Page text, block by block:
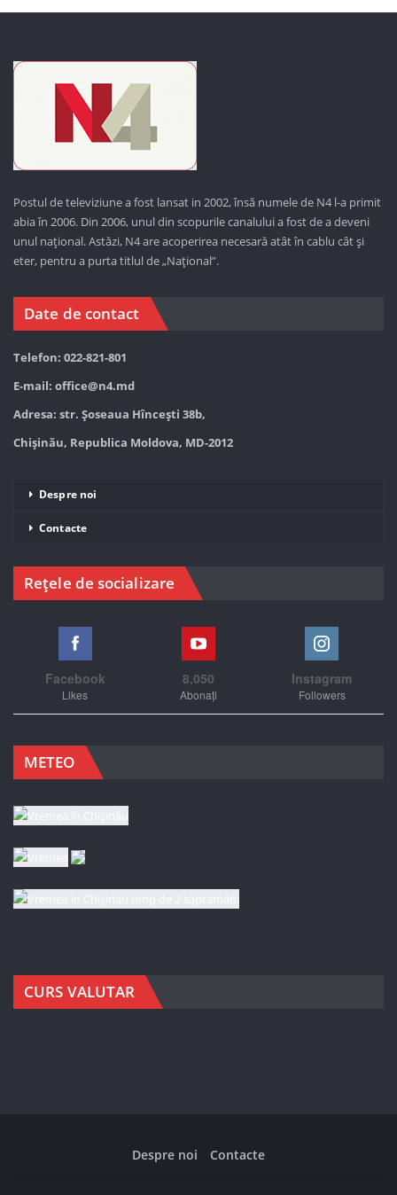
Postul de televiziune a fost lansat in 2002, însă numele de N4 l-a primit
abia în 2006. Din 2006, unul din scopurile canalului a fost de a deveni
unul național. Astăzi, N4 are acoperirea necesară atât în cablu cât și
eter, pentru a purta titlul de „Național”.
Date de contact
Telefon: 022-821-801
E-mail: office@n4.md
Adresa: str. Șoseaua Hînceşti 38b,
Chișinău, Republica Moldova, MD-2012
Despre noi
Contacte
Rețele de socializare
Facebook
Likes
8,050
Abonați
Instagram
Followers
METEO
CURS VALUTAR
Despre noi Contacte